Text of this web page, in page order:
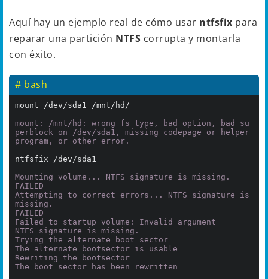
Aquí hay un ejemplo real de cómo usar ntfsfix para
reparar una partición NTFS corrupta y montarla
con éxito.
# bash
mount /dev/sda1 /mnt/hd/
mount: /mnt/hd: wrong fs type, bad option, bad su
perblock on /dev/sda1, missing codepage or helper
program, or other error.
ntfsfix /dev/sda1
Mounting volume... NTFS signature is missing.
FAILED
Attempting to correct errors... NTFS signature is
missing.
FAILED
Failed to startup volume: Invalid argument
NTFS signature is missing.
Trying the alternate boot sector
The alternate bootsector is usable
Rewriting the bootsector
The boot sector has been rewritten